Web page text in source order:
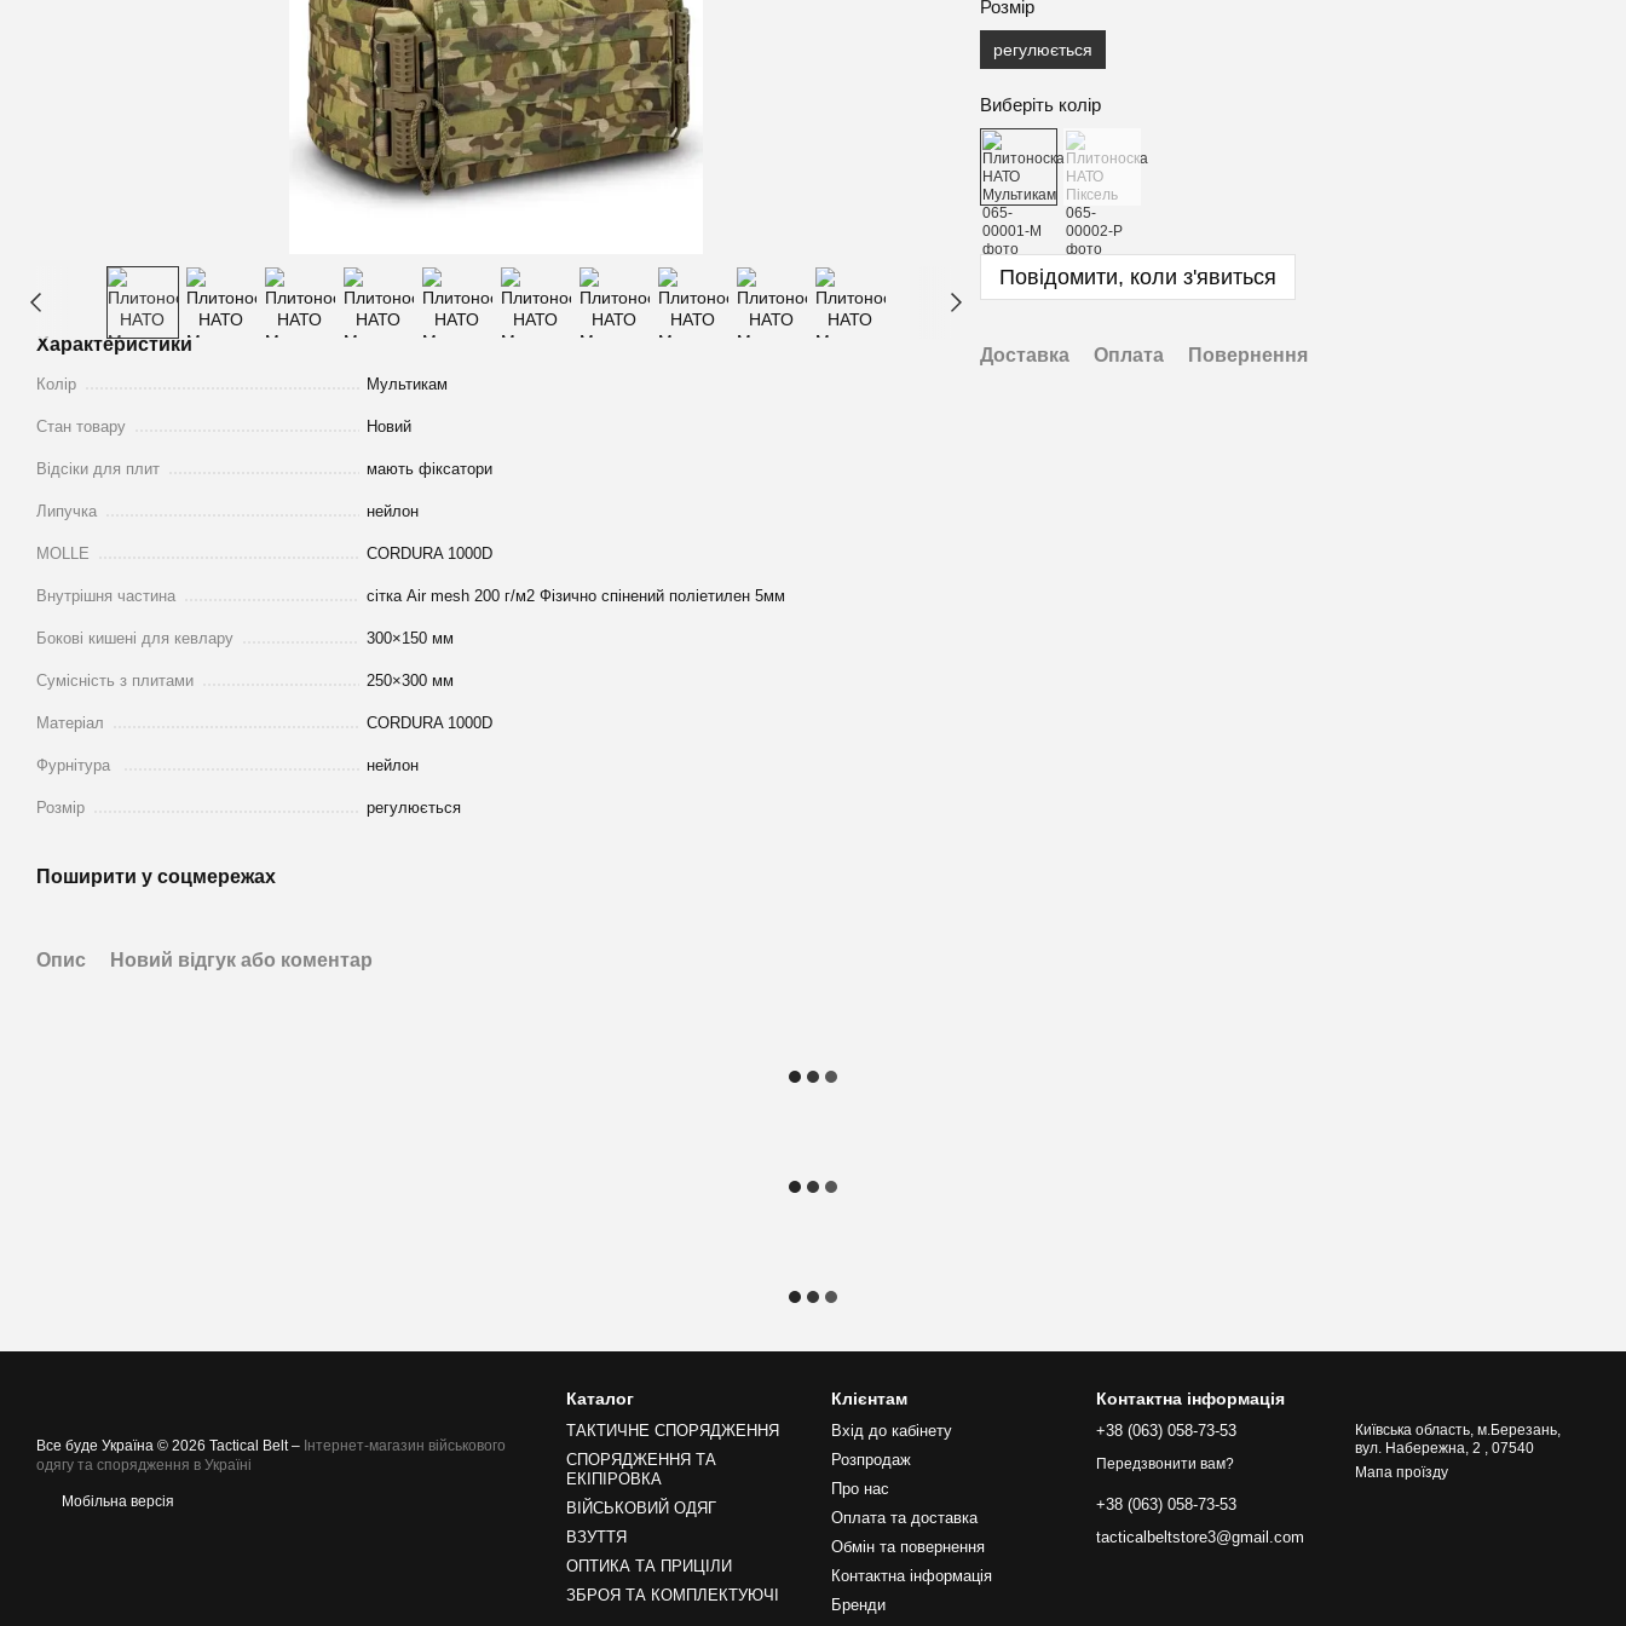
Характеристики
Колір Мультикам
Стан товару Новий
Відсіки для плит мають фіксатори
Липучка нейлон
MOLLE CORDURA 1000D
Внутрішня частина сітка Air mesh 200 г/м2 Фізично спінений поліетилен 5мм
Бокові кишені для кевлару 300×150 мм
Сумісність з плитами 250×300 мм
Матеріал CORDURA 1000D
Фурнітура нейлон
Розмір регулюється
Поширити у соцмережах
Розмір
регулюється
Виберіть колір
Повідомити, коли з'явиться
Доставка Оплата Повернення
Опис Новий відгук або коментар
Все буде Україна © 2026 Tactical Belt – Інтернет-магазин військового
одягу та спорядження в Україні
Мобільна версія
Каталог
ТАКТИЧНЕ СПОРЯДЖЕННЯ
СПОРЯДЖЕННЯ ТА
ЕКІПІРОВКА
ВІЙСЬКОВИЙ ОДЯГ
ВЗУТТЯ
ОПТИКА ТА ПРИЦІЛИ
ЗБРОЯ ТА КОМПЛЕКТУЮЧІ
Клієнтам
Вхід до кабінету
Розпродаж
Про нас
Оплата та доставка
Обмін та повернення
Контактна інформація
Бренди
Контактна інформація
+38 (063) 058-73-53
Передзвонити вам?
+38 (063) 058-73-53
tacticalbeltstore3@gmail.com
Київська область, м.Березань,
вул. Набережна, 2 , 07540
Мапа проїзду